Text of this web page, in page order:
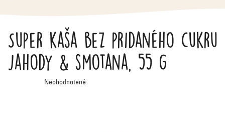
Super kaša bez pridaného cukru
jahody & smotana, 55 g
Priemerné
hodnotenie
Neohodnotené